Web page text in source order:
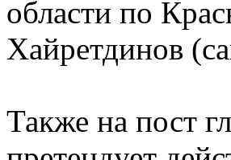
области по
Хайретдинов
Также на пост